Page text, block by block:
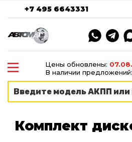
+7 495 6643331
Цены обновлены:
В наличии предложений:
Комплект